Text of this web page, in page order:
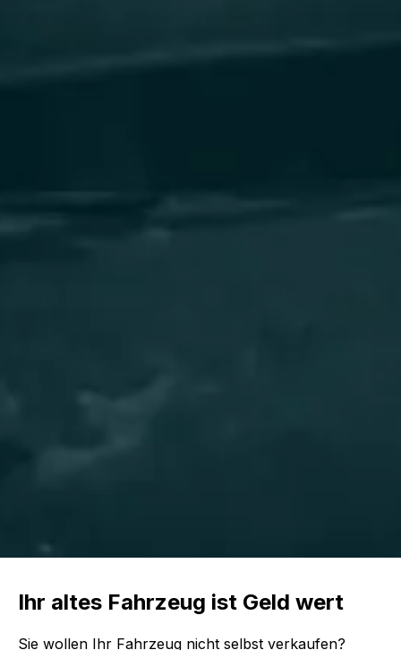
Ihr altes Fahrzeug ist Geld wert
Sie wollen Ihr Fahrzeug nicht selbst verkaufen?